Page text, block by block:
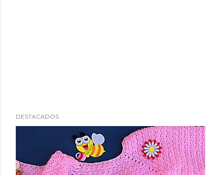
DESTACADOS